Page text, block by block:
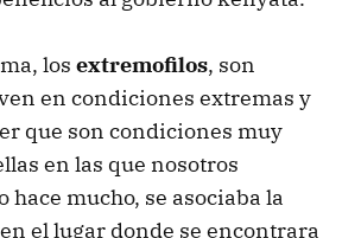
los extremofilos, son
en condiciones extremas y
que son condiciones muy
en las que nosotros
hace mucho, se asociaba la
el lugar donde se encontrara